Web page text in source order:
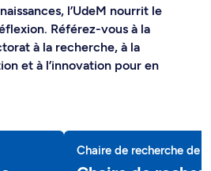
l’UdeM nourrit le
Référez-vous à la
à la recherche, à la
et à l’innovation pour en
Chaire de recherche de